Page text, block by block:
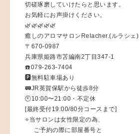
切磋琢磨していけたらと思います。
お気軽にお声掛けください。
🌿🌿🌿🌿🌿
癒しのアロマサロンRelacher.(ルラシェ)
〒670-0987
兵庫県姫路市苫編南2丁目347-1
☎️079-263-7404
🅿️無料駐車場あり
🚃JR英賀保駅から徒歩8分
🕙10:00〜21:00・不定休
[最終受付19:00/80分コースまで]
⭐️当サロンは女性限定の為、
ご予約の際に部屋番号と